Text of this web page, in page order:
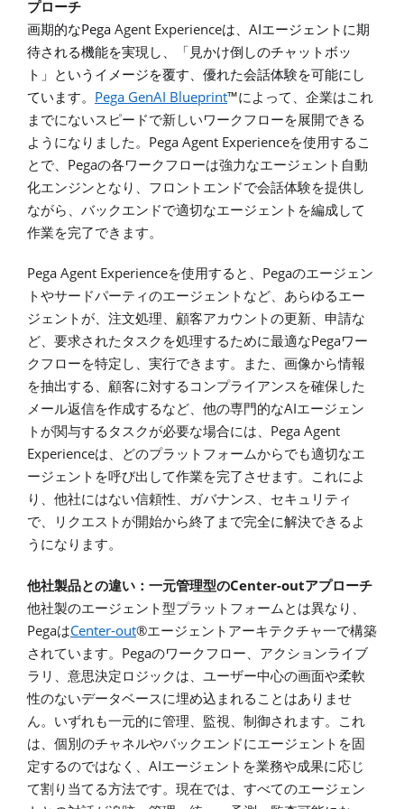
プローチ
画期的なPega Agent Experienceは、 AIエージェントに期
待される機能を実現し、「見かけ倒しのチャットボッ
ト」というイメージを覆す、優れた会話体験を可能にし
ています。 Pega GenAI Blueprint™によって、企業はこれ
までにないスピードで新しいワークフローを展開できる
ようになりました。 Pega Agent Experienceを使用するこ
とで、 Pegaの各ワークフローは強力なエージェント自動
化エンジンとなり、フロントエンドで会話体験を提供し
ながら、 バックエンドで適切なエージェントを編成して
作業を完了できます。
Pega Agent Experienceを使用すると、 Pegaのエージェン
トやサードパーティのエージェントなど、あらゆるエー
ジェントが、注文処理、顧客アカウントの更新、申請な
ど、要求されたタスクを処理するために最適なPegaワー
クフローを特定し、実行できます。また、画像から情報
を抽出する、顧客に対するコンプライアンスを確保した
メール返信を作成するなど、他の専門的なAIエージェン
トが関与するタスクが必要な場合には、 Pega Agent
Experienceは、どのプラットフォームからでも適切なエ
ージェントを呼び出して作業を完了させます。これによ
り、他社にはない信頼性、ガバナンス、セキュリティ
で、リクエストが開始から終了まで完全に解決できるよ
うになります。
他社製品との違い：一元管理型のCenter-outアプローチ
他社製のエージェント型プラットフォームとは異なり、
PegaはCenter-out®エージェントアーキテクチャ一で構築
されています。 Pegaのワークフロー、アクションライブ
ラリ、意思決定ロジックは、ユーザー中心の画面や柔軟
性のないデータベースに埋め込まれることはありませ
ん。いずれも一元的に管理、監視、制御されます。これ
は、個別のチャネルやバックエンドにエージェントを固
定するのではなく、 AIエージェントを業務や成果に応じ
て割り当てる方法です。現在では、すべてのエージェン